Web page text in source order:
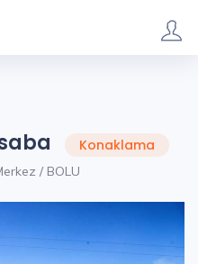
Konaklama
/ BOLU